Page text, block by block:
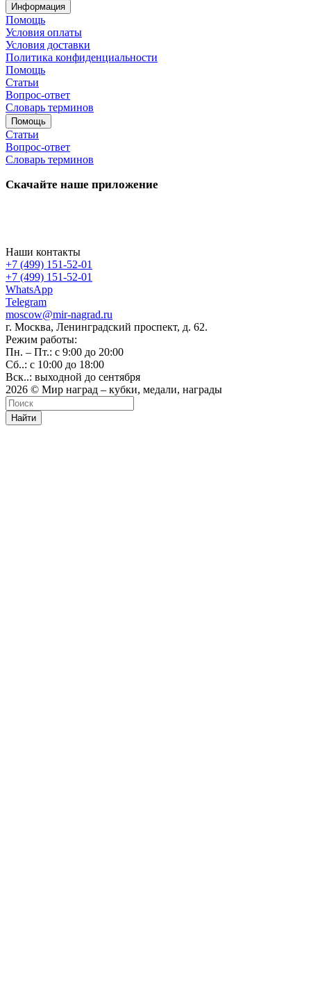
Информация
Помощь
Условия оплаты
Условия доставки
Политика конфиденциальности
Помощь
Статьи
Вопрос-ответ
Словарь терминов
Помощь
Статьи
Вопрос-ответ
Словарь терминов
Скачайте наше приложение
Наши контакты
+7 (499) 151-52-01
+7 (499) 151-52-01
WhatsApp
Telegram
moscow@mir-nagrad.ru
г. Москва, Ленинградский проспект, д. 62.
Режим работы:
Пн. – Пт.: с 9:00 до 20:00
Сб..: с 10:00 до 18:00
Вск..: выходной до сентября
2026 © Мир наград – кубки, медали, награды
Найти